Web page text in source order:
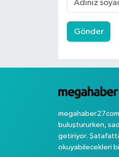
Gönder
buluştururken,
getiriyor.
okuyabilecekleri